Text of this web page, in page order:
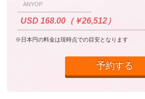
ANYOP
USD 168.00（￥26,512）
※日本円の料金は現時点での目安となります
予約する